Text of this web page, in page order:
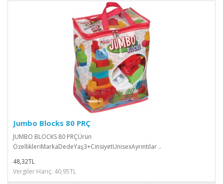
Jumbo Blocks 80 PRÇ
JUMBO BLOCKS 80 PRÇÜrün
ÖzellikleriMarkaDedeYaş3+CinsiyetUnisexAyrıntılar ..
48,32TL
Vergiler Hariç: 40,95TL